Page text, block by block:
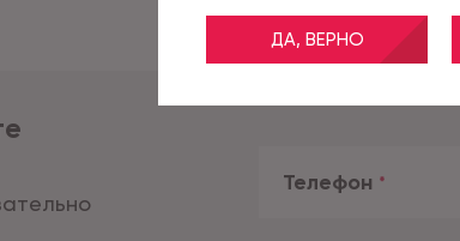
ДА, ВЕРНО
Телефон *